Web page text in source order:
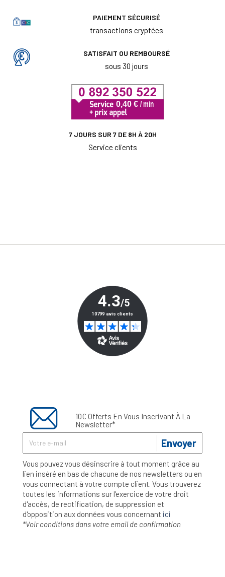
PAIEMENT SÉCURISÉ
transactions cryptées
SATISFAIT OU REMBOURSÉ
sous 30 jours
7 JOURS SUR 7 DE 8H À 20H
Service clients
10€ Offerts En Vous Inscrivant À La
Newsletter*
Envoyer
Vous pouvez vous désinscrire à tout moment grâce au
lien inséré en bas de chacune de nos newsletters ou en
vous connectant à votre compte client. Vous trouverez
toutes les informations sur l’exercice de votre droit
d'accès, de rectification, de suppression et
d'opposition aux données vous concernant ici
*Voir conditions dans votre email de confirmation